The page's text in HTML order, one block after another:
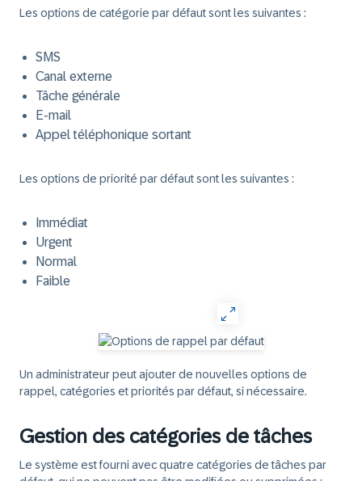
Les options de catégorie par défaut sont les suivantes :
SMS
Canal externe
Tâche générale
E-mail
Appel téléphonique sortant
Les options de priorité par défaut sont les suivantes :
Immédiat
Urgent
Normal
Faible
Un administrateur peut ajouter de nouvelles options de
rappel, catégories et priorités par défaut, si nécessaire.
Gestion des catégories de tâches
Le système est fourni avec quatre catégories de tâches par